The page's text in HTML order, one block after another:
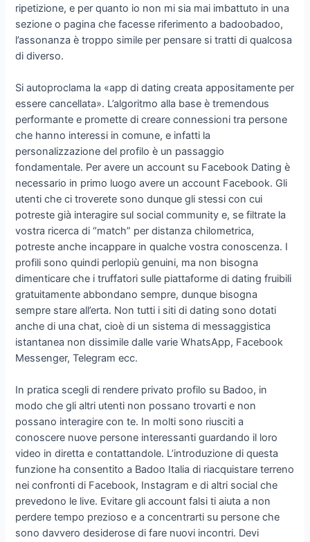
ripetizione, e per quanto io non mi sia mai imbattuto in una
sezione o pagina che facesse riferimento a badoobadoo,
l’assonanza è troppo simile per pensare si tratti di qualcosa
di diverso.
Si autoproclama la «app di dating creata appositamente per
essere cancellata». L’algoritmo alla base è tremendous
performante e promette di creare connessioni tra persone
che hanno interessi in comune, e infatti la
personalizzazione del profilo è un passaggio
fondamentale. Per avere un account su Facebook Dating è
necessario in primo luogo avere un account Facebook. Gli
utenti che ci troverete sono dunque gli stessi con cui
potreste già interagire sul social community e, se filtrate la
vostra ricerca di “match” per distanza chilometrica,
potreste anche incappare in qualche vostra conoscenza. I
profili sono quindi perlopiù genuini, ma non bisogna
dimenticare che i truffatori sulle piattaforme di dating fruibili
gratuitamente abbondano sempre, dunque bisogna
sempre stare all’erta. Non tutti i siti di dating sono dotati
anche di una chat, cioè di un sistema di messaggistica
istantanea non dissimile dalle varie WhatsApp, Facebook
Messenger, Telegram ecc.
In pratica scegli di rendere privato profilo su Badoo, in
modo che gli altri utenti non possano trovarti e non
possano interagire con te. In molti sono riusciti a
conoscere nuove persone interessanti guardando il loro
video in diretta e contattandole. L’introduzione di questa
funzione ha consentito a Badoo Italia di riacquistare terreno
nei confronti di Facebook, Instagram e di altri social che
prevedono le live. Evitare gli account falsi ti aiuta a non
perdere tempo prezioso e a concentrarti su persone che
sono davvero desiderose di fare nuovi incontri. Devi